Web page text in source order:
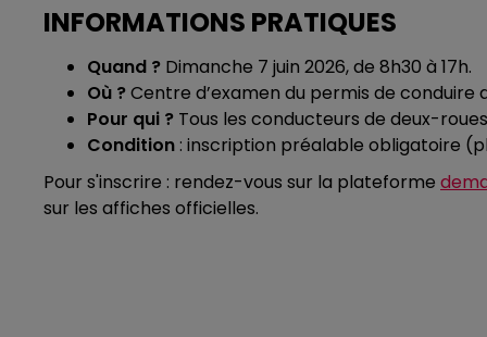
INFORMATIONS PRATIQUES
Quand ? Dimanche 7 juin 2026, de 8h30 à 17h.
Où ?Centre d’examen du permis de conduire
Pour qui ? Tous les conducteurs de deux-
Condition : inscription préalable obligatoire
Pour s'inscrire : rendez-vous sur la plateforme
sur les affiches officielles.